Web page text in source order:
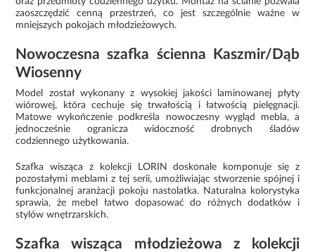
zaoszczędzić cenną przestrzeń, co jest szczególnie ważne w
mniejszych pokojach młodzieżowych.
Nowoczesna szafka ścienna Kaszmir/Dąb
Wiosenny
Model został wykonany z wysokiej jakości laminowanej płyty
wiórowej, która cechuje się trwałością i łatwością pielęgnacji.
Matowe wykończenie podkreśla nowoczesny wygląd mebla, a
jednocześnie ogranicza widoczność drobnych śladów
codziennego użytkowania.
Szafka wisząca z kolekcji LORIN doskonale komponuje się z
pozostałymi meblami z tej serii, umożliwiając stworzenie spójnej i
funkcjonalnej aranżacji pokoju nastolatka. Naturalna kolorystyka
sprawia, że mebel łatwo dopasować do różnych dodatków i
stylów wnętrzarskich.
Szafka wisząca młodzieżowa z kolekcji